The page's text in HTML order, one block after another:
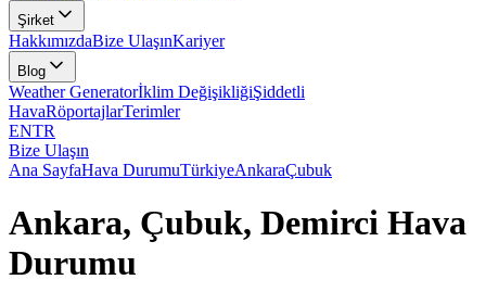
Şirket
HakkımızdaBize UlaşınKariyer
Blog
Weather Generatorİklim DeğişikliğiŞiddetli
HavaRöportajlarTerimler
ENTR
Bize Ulaşın
Ana SayfaHava DurumuTürkiyeAnkaraÇubuk
Ankara, Çubuk, Demirci Hava
Durumu